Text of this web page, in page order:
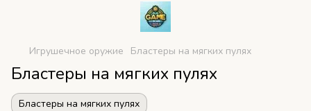
Игрушечное оружие Бластеры на мягких пулях
Бластеры на мягких пулях
Бластеры на мягких пулях